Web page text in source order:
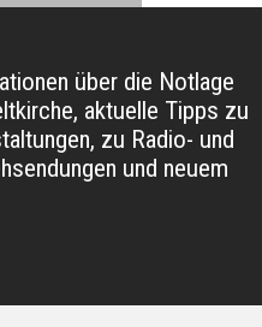
über die Notlage
aktuelle Tipps zu
zu Radio- und
und neuem